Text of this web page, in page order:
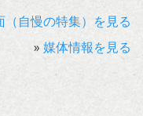
（自慢の特集）を見る
» 媒体情報を見る